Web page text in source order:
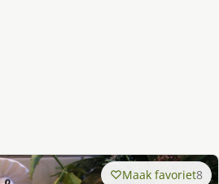
Maak favoriet8